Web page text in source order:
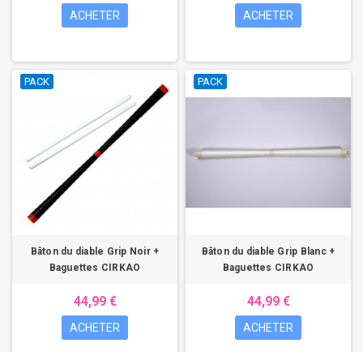
ACHETER ACHETER
PACK
Bâton du diable Grip Noir +
Baguettes CIRKAO
44,99 €
ACHETER
PACK
Bâton du diable Grip Blanc +
Baguettes CIRKAO
44,99 €
ACHETER